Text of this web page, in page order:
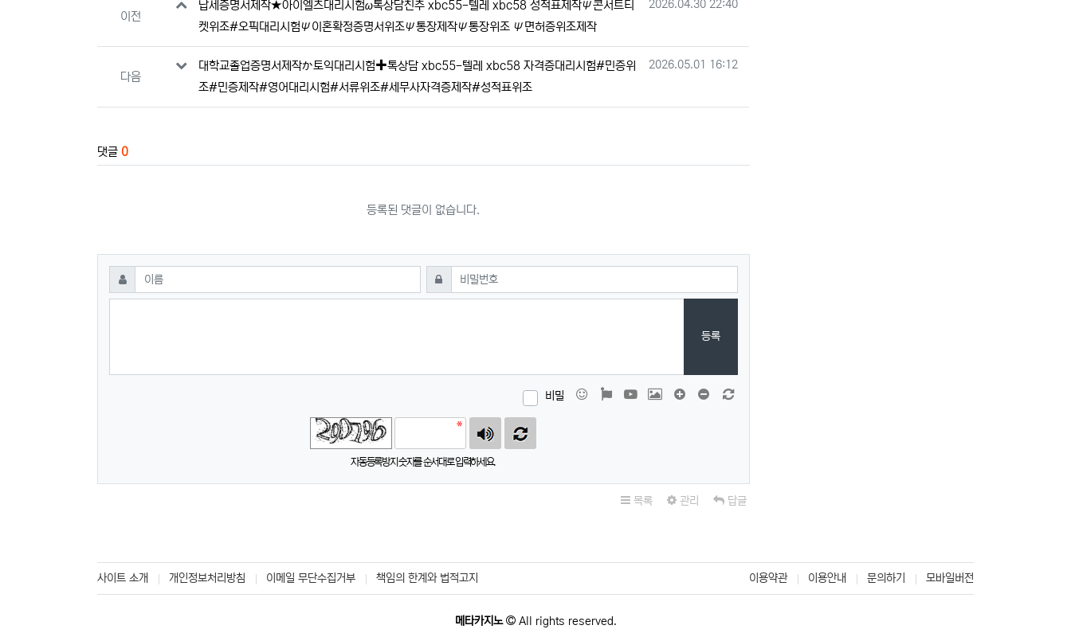
이전
납세증명서제작★아이엘츠대리시험ω톡상담친추 xbc55-텔레 xbc58 성적표제작Ψ콘서트티
켓위조#오픽대리시험Ψ이혼확정증명서위조Ψ통장제작Ψ통장위조 Ψ면허증위조제작
작성일
2026.04.30 22:40
다음
대학교졸업증명서제작か토익대리시험✚톡상담 xbc55-텔레 xbc58 자격증대리시험#민증위
조#민증제작#영어대리시험#서류위조#세무사자격증제작#성적표위조
작성일
2026.05.01 16:12
댓글 0
등록된 댓글이 없습니다.
댓글쓰기
이름 필수 비밀번호필수
등록
비밀 이모티콘폰트어썸동영상 이미지 댓글창 늘이기댓글창 줄이기
자동등록방지 숫자를 순서대로 입력하세요.
목록 관리 답글
사이트 소개 개인정보처리방침 이메일 무단수집거부 책임의 한계와 법적고지 이용약관 이용안내 문의하기 모바일버전
메타카지노 All rights reserved.